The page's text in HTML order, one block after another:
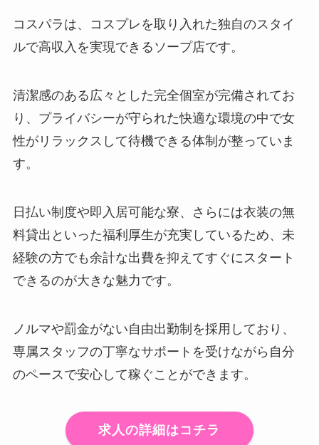
コスパラは、コスプレを取り入れた独自のスタイ
ルで高収入を実現できるソープ店です。
清潔感のある広々とした完全個室が完備されてお
り、プライバシーが守られた快適な環境の中で女
性がリラックスして待機できる体制が整っていま
す。
日払い制度や即入居可能な寮、さらには衣装の無
料貸出といった福利厚生が充実しているため、未
経験の方でも余計な出費を抑えてすぐにスタート
できるのが大きな魅力です。
ノルマや罰金がない自由出勤制を採用しており、
専属スタッフの丁寧なサポートを受けながら自分
のペースで安心して稼ぐことができます。
求人の詳細はコチラ